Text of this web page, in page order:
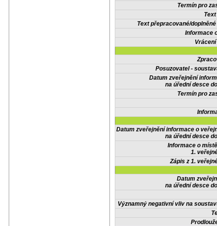
Termín pro
Text přepracované/
Informace
Posuzovatel -
Datum zveřejnění
na úřední desce
Termín pro
Datum zveřejnění informace o
na úřední desce
Informace o
1.
Zápis z 1.
Datum
na úřední desce
Významný negativní vliv na